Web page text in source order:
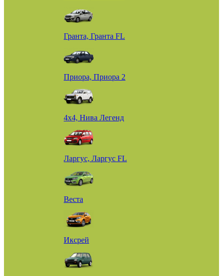
Гранта, Гранта FL
Приора, Приора 2
4х4, Нива Легенд
Ларгус, Ларгус FL
Веста
Иксрей